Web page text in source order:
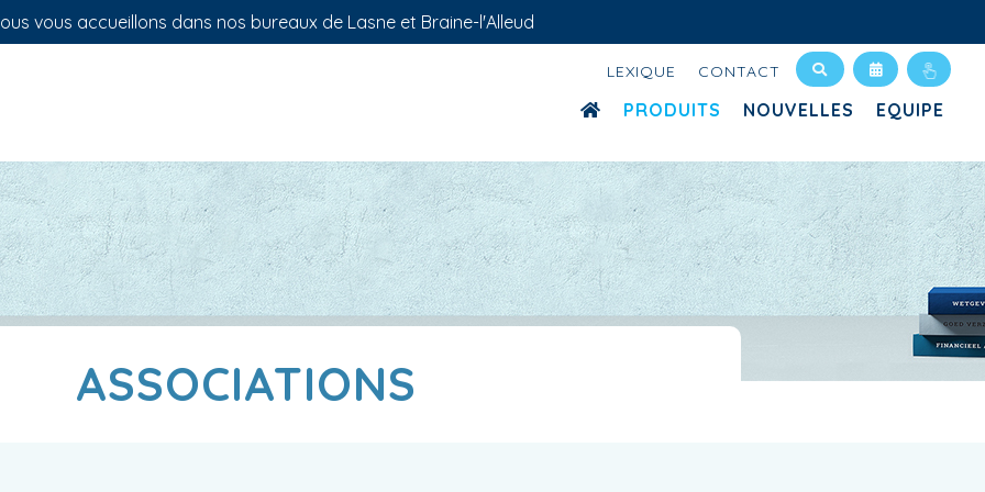
vous accueillons dans nos bureaux de Lasne et Braine-l'Alleud
LEXIQUE CONTACT
PRODUITS NOUVELLES EQUIPE
ASSOCIATIONS